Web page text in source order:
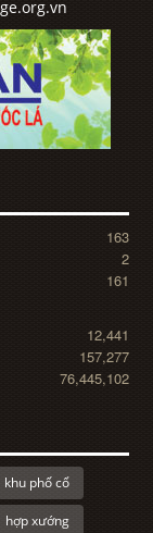
163
2
161
12,441
157,277
76,445,102
khu phố cổ
hợp xướng